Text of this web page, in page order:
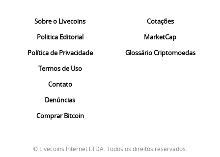
Sobre o Livecoins
Politica Editorial
Política de Privacidade
Termos de Uso
Contato
Denúncias
Comprar Bitcoin
Cotações
MarketCap
Glossário Criptomoedas
© Livecoins Internet LTDA. Todos os direitos reservados.